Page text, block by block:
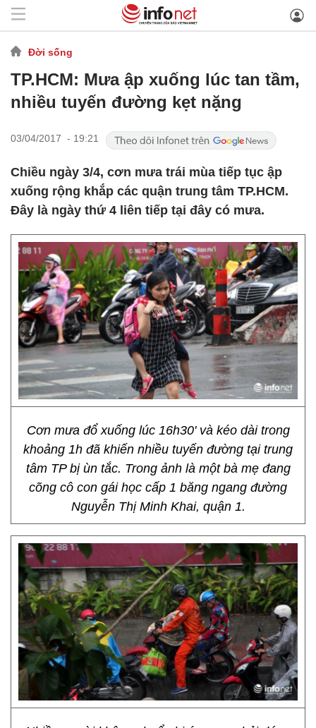
Đời sống
TP.HCM: Mưa ập xuống lúc tan tầm,
nhiều tuyến đường kẹt nặng
03/04/2017 - 19:21
Chiều ngày 3/4, cơn mưa trái mùa tiếp tục ập
xuống rộng khắp các quận trung tâm TP.HCM.
Đây là ngày thứ 4 liên tiếp tại đây có mưa.
Cơn mưa đổ xuống lúc 16h30' và kéo dài trong
khoảng 1h đã khiến nhiều tuyến đường tại trung
tâm TP bị ùn tắc. Trong ảnh là một bà mẹ đang
cõng cô con gái học cấp 1 băng ngang đường
Nguyễn Thị Minh Khai, quận 1.